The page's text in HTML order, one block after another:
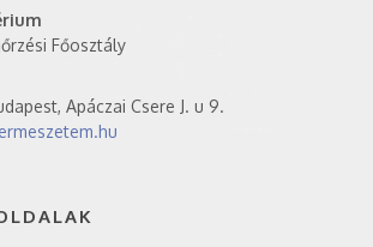
Főosztály
Apáczai Csere J. u 9.